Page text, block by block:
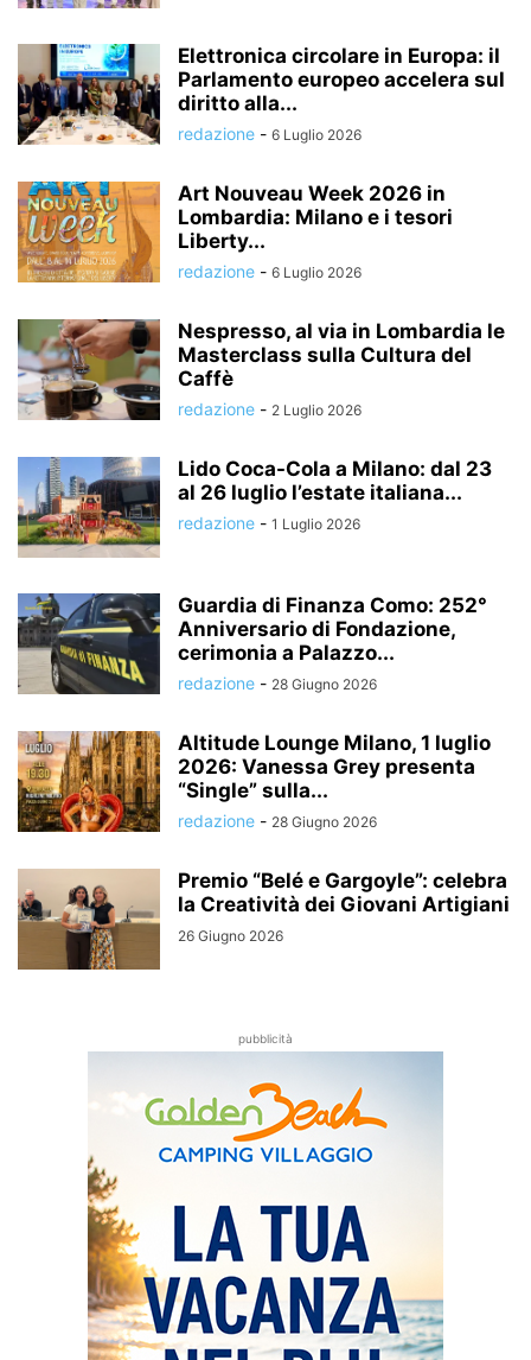
Elettronica circolare in Europa: il
Parlamento europeo accelera sul
diritto alla...
redazione - 6 Luglio 2026
Art Nouveau Week 2026 in
Lombardia: Milano e i tesori
Liberty...
redazione - 6 Luglio 2026
Nespresso, al via in Lombardia le
Masterclass sulla Cultura del
Caffè
redazione - 2 Luglio 2026
Lido Coca-Cola a Milano: dal 23
al 26 luglio l’estate italiana...
redazione - 1 Luglio 2026
Guardia di Finanza Como: 252°
Anniversario di Fondazione,
cerimonia a Palazzo...
redazione - 28 Giugno 2026
Altitude Lounge Milano, 1 luglio
2026: Vanessa Grey presenta
“Single” sulla...
redazione - 28 Giugno 2026
Premio “Belé e Gargoyle”: celebra
la Creatività dei Giovani Artigiani
26 Giugno 2026
pubblicità